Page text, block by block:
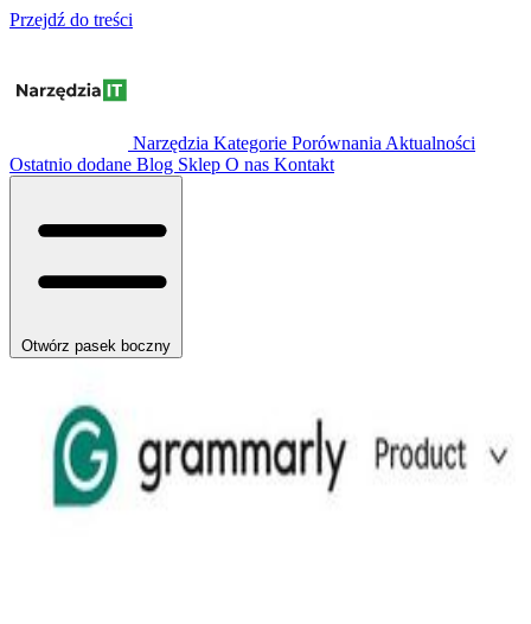
Przejdź do treści
Narzędzia Kategorie Porównania Aktualności
Ostatnio dodane Blog Sklep O nas Kontakt
Otwórz pasek boczny